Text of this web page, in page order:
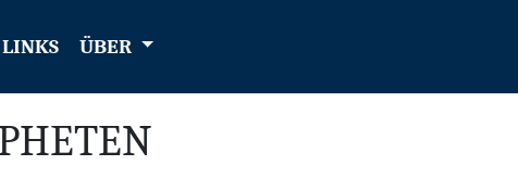
LINKS ÜBER